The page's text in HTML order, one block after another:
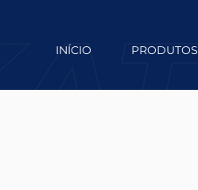
INÍCIO PRODUTOS